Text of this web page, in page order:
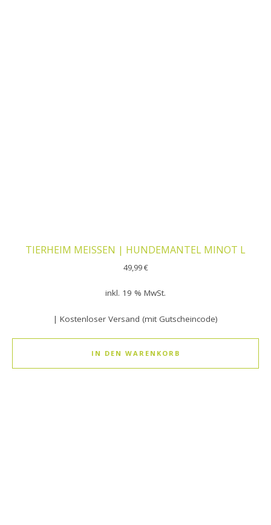
TIERHEIM MEISSEN | HUNDEMANTEL MINOT L
49,99€
inkl. 19 % MwSt.
| Kostenloser Versand (mit Gutscheincode)
IN DEN WARENKORB